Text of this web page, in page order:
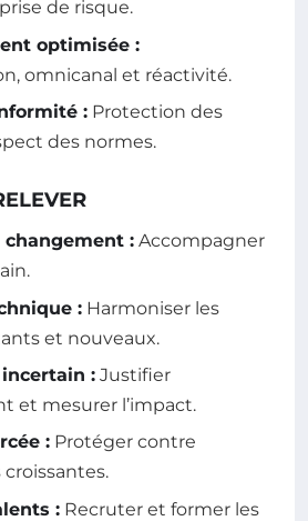
de risque.
optimisée :
omnicanal et réactivité.
: Protection des
des normes.
changement : Accompagner
: Harmoniser les
et nouveaux.
: Justifier
et mesurer l’impact.
: Protéger contre
: Recruter et former les